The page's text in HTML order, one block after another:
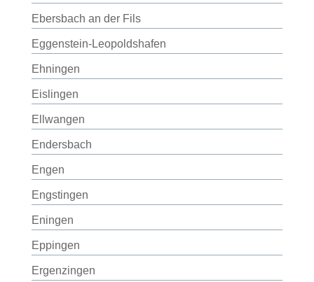
Ebersbach an der Fils
Eggenstein-Leopoldshafen
Ehningen
Eislingen
Ellwangen
Endersbach
Engen
Engstingen
Eningen
Eppingen
Ergenzingen